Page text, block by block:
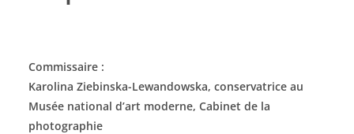
Commissaire :
Karolina Ziebinska-Lewandowska, conservatrice au
Musée national d’art moderne, Cabinet de la
photographie